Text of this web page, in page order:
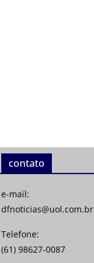
contato
e-mail:
dfnoticias@uol.com.br
Telefone:
(61) 98627-0087